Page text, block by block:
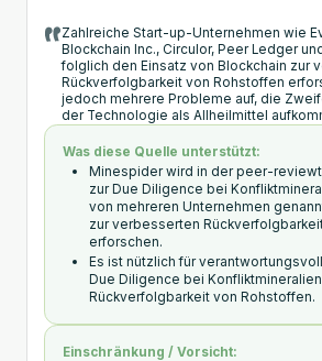
Zahlreiche Start-up-Unternehmen wie
Blockchain Inc., Circulor, Peer Ledger
folglich den Einsatz von Blockchain zur
Rückverfolgbarkeit von Rohstoffen
jedoch mehrere Probleme auf, die
der Technologie als Allheilmittel
Was diese Quelle unterstützt:
Minespider wird in der peer-
zur Due Diligence bei
von mehreren Unternehmen
zur verbesserten
erforschen.
Es ist nützlich für
Due Diligence bei
Rückverfolgbarkeit von Rohstoffen.
Einschränkung / Vorsicht: